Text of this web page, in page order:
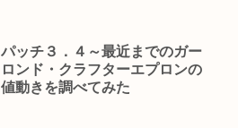
パッチ３．４～最近までのガー
ロンド・クラフターエプロンの
値動きを調べてみた